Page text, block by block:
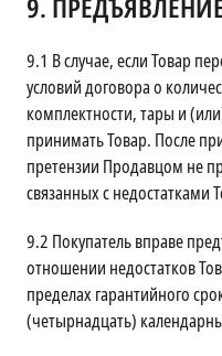
9.
9.1 В случае, если Товар
условий договора о
комплектности, тары и
принимать Товар. После
претензии Продавцом не
связанных с недостатками
9.2 Покупатель вправе
отношении недостатков
пределах гарантийного
(четырнадцать)